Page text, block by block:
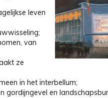
leven
van
ze
in het interbellum;
gordijngevel en